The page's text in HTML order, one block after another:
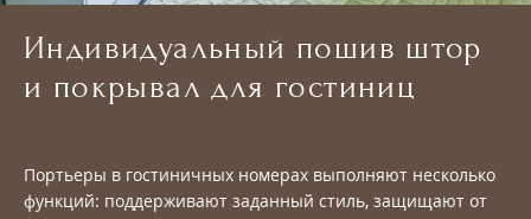
Индивидуальный пошив штор
и покрывал для гостиниц
Портьеры в гостиничных номерах выполняют несколько
функций: поддерживают заданный стиль, защищают от